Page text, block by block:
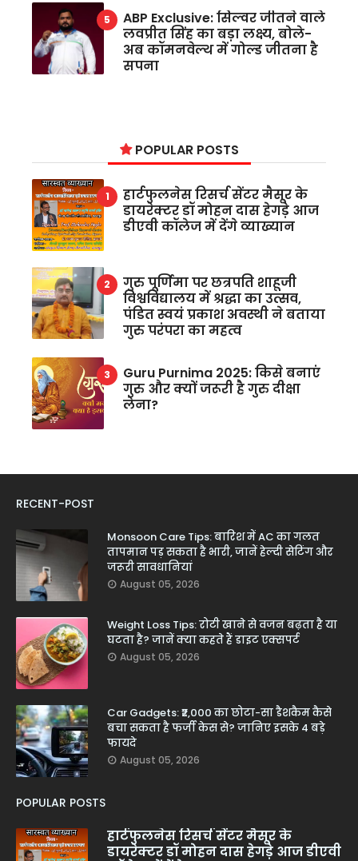
ABP Exclusive: सिल्वर जीतने वाले
लवप्रीत सिंह का बड़ा लक्ष्य, बोले-
अब कॉमनवेल्थ में गोल्ड जीतना है
सपना
POPULAR POSTS
हार्टफुलनेस रिसर्च सेंटर मैसूर के
डायरेक्टर डॉ मोहन दास हेगड़े आज
डीएवी कॉलेज में देंगे व्याख्यान
गुरु पूर्णिमा पर छत्रपति शाहूजी
विश्वविद्यालय में श्रद्धा का उत्सव,
पंडित स्वयं प्रकाश अवस्थी ने बताया
गुरु परंपरा का महत्व
Guru Purnima 2025: किसे बनाएं
गुरु और क्यों जरूरी है गुरु दीक्षा
लेना?
RECENT-POST
Monsoon Care Tips: बारिश में AC का गलत
तापमान पड़ सकता है भारी, जानें हेल्दी सेटिंग और
जरूरी सावधानियां
August 05, 2026
Weight Loss Tips: रोटी खाने से वजन बढ़ता है या
घटता है? जानें क्या कहते हैं डाइट एक्सपर्ट
August 05, 2026
Car Gadgets: ₹2,000 का छोटा-सा डैशकैम कैसे
बचा सकता है फर्जी केस से? जानिए इसके 4 बड़े
फायदे
August 05, 2026
POPULAR POSTS
हार्टफुलनेस रिसर्च सेंटर मैसूर के
डायरेक्टर डॉ मोहन दास हेगड़े आज डीएवी